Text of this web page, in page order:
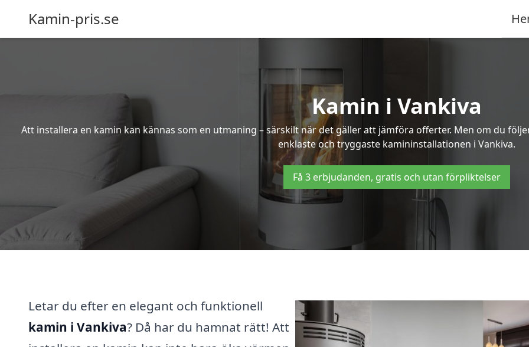
Kamin-pris.se
Kamin i Vankiva
Att installera en kamin kan kännas som en utmaning – särskilt när det gäller att jämföra offerter. Men om du
enklaste och tryggaste kamininstallationen i Vankiva.
Få 3 erbjudanden, gratis och utan förpliktelser
Letar du efter en elegant och funktionell
kamin i Vankiva? Då har du hamnat rätt! Att